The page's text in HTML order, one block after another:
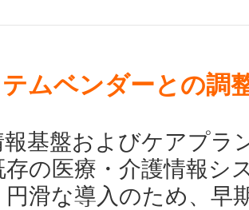
ムベンダーとの調
基盤およびケアプラ
存の医療・介護情報シ
円滑な導入のため、早